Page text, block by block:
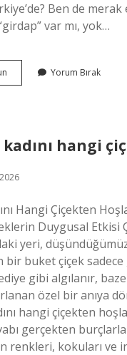
Ben de merak
var mı, yok…
Türkiye’de
girdap
Yorum Bırak
hangi
Hangi Çiçekten
Duygusal Etkisi
yeri,
bir buket çiçek sadece
gibi algılanır,
özel bir anıya
hangi çiçekten
gerçekten
renkleri, kokuları ve